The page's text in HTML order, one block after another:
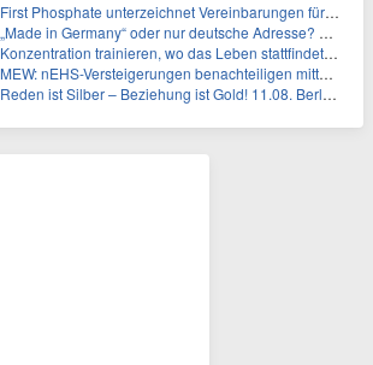
First Phosphate unterzeichnet Vereinbarungen für nicht zu refundierende Zuwendungen in Höhe von 4,84 Mio. $ von der kanadischen Regierung für Straßeninfrastruktur und Stromübertragungsleitungen
„Made in Germany“ oder nur deutsche Adresse? So erkennen Sie, wo Ihre Leiterplatten wirklich gefertigt werden
Konzentration trainieren, wo das Leben stattfindet: Mobile EEG-Technologie bringt Neurofeedback in den Alltag
MEW: nEHS-Versteigerungen benachteiligen mittelständische Unternehmen
Reden ist Silber – Beziehung ist Gold! 11.08. Berlin – 18:30 Uhr